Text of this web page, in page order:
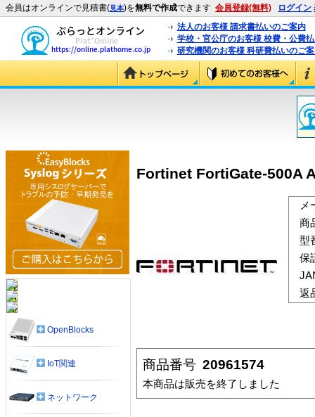
会員はオンラインで見積書(見本)を無料で作成できます 会員登録(無料) ログイン
法人のお客様 請求書払いのご案内
学校・官公庁のお客様 校費・公費
研究機関のお客様 科研費払いのご
Fortinet FortiGate-500A
メ
商
型
保
返
商品番号 20961574
本商品は販売を終了しました
OpenBlocks
IoT関連
ネットワーク